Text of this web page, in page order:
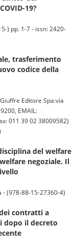
19?
) pp. 1-7 - issn: 2420-
trasferimento
codice della
Editore Spa:via
EMAIL:
011 39 02 38009582)
del welfare
negoziale. Il
(978-88-15-27360-4)
contratti a
dopo il decreto